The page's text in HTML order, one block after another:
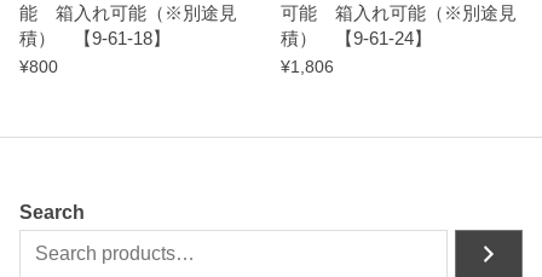
能 箱入れ可能（※別途見
積） 【9-61-18】
¥800
可能 箱入れ可能（※別途見
積） 【9-61-24】
¥1,806
Search